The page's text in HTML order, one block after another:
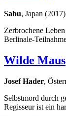
Sabu, Japan (2017)
Zerbrochene
Berlinale-
Wilde Maus
Josef Hader,
Selbstmord durch
Regisseur ist ein